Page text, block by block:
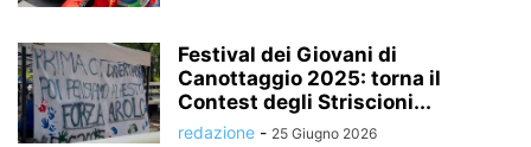
Festival dei Giovani di
Canottaggio 2025: torna il
Contest degli Striscioni...
redazione - 25 Giugno 2026